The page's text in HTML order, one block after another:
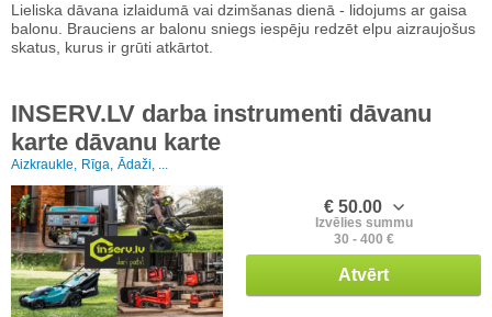
Lieliska dāvana izlaidumā vai dzimšanas dienā - lidojums ar gaisa
balonu. Brauciens ar balonu sniegs iespēju redzēt elpu aizraujošus
skatus, kurus ir grūti atkārtot.
INSERV.LV darba instrumenti dāvanu
karte dāvanu karte
Aizkraukle, Rīga, Ādaži, ...
€ 50.00
Izvēlies summu
30 - 400 €
Atvērt